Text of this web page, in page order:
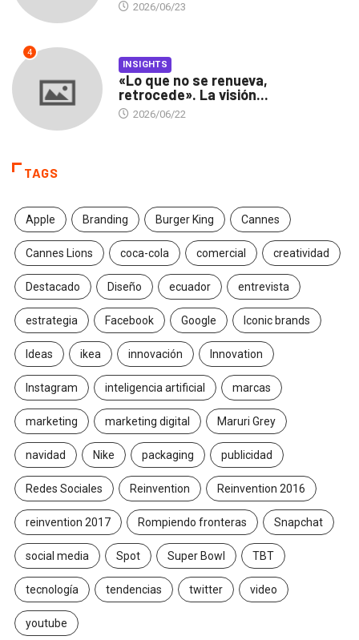
2026/06/23
4
INSIGHTS
«Lo que no se renueva,
retrocede». La visión...
2026/06/22
TAGS
Apple Branding Burger King Cannes
Cannes Lions coca-cola comercial creatividad
Destacado Diseño ecuador entrevista
estrategia Facebook Google Iconic brands
Ideas ikea innovación Innovation
Instagram inteligencia artificial marcas
marketing marketing digital Maruri Grey
navidad Nike packaging publicidad
Redes Sociales Reinvention Reinvention 2016
reinvention 2017 Rompiendo fronteras Snapchat
social media Spot Super Bowl TBT
tecnología tendencias twitter video
youtube